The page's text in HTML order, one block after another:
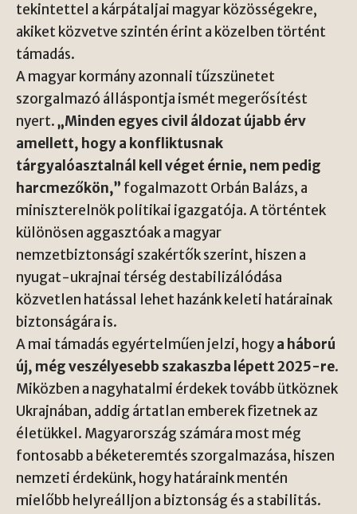
tekintettel a kárpátaljai magyar közösségekre,
akiket közvetve szintén érint a közelben történt
támadás.
A magyar kormány azonnali tűzszünetet
szorgalmazó álláspontja ismét megerősítést
nyert.„Minden egyes civil áldozat újabb érv
amellett, hogy a konfliktusnak
tárgyalóasztalnál kell véget érnie, nem pedig
harcmezőkön,” fogalmazott Orbán Balázs, a
miniszterelnök politikai igazgatója. A történtek
különösen aggasztóak a magyar
nemzetbiztonsági szakértők szerint, hiszen a
nyugat-ukrajnai térség destabilizálódása
közvetlen hatással lehet hazánk keleti határainak
biztonságára is.
A mai támadás egyértelműen jelzi, hogya háború
új, még veszélyesebb szakaszba lépett 2025-re.
Miközben a nagyhatalmi érdekek tovább ütköznek
Ukrajnában, addig ártatlan emberek fizetnek az
életükkel. Magyarország számára most még
fontosabb a béketeremtés szorgalmazása, hiszen
nemzeti érdekünk, hogy határaink mentén
mielőbb helyreálljon a biztonság és a stabilitás.